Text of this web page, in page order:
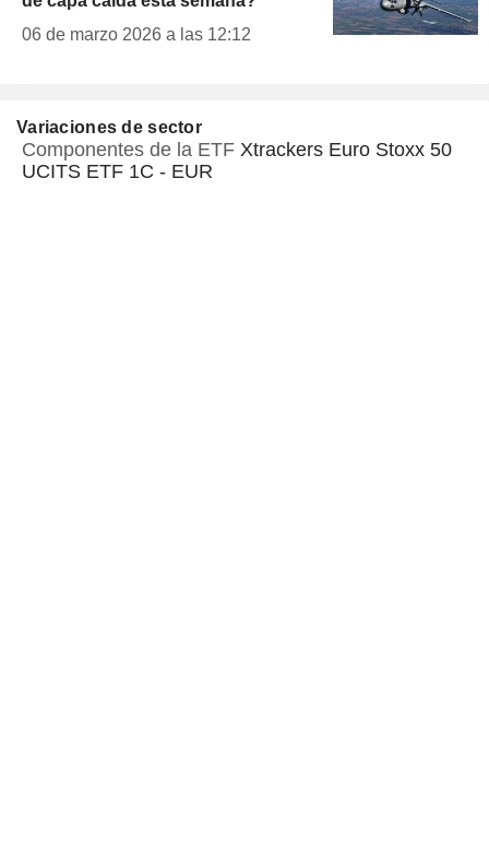
06 de marzo 2026 a las 12:12
Variaciones de sector
Componentes de la ETF Xtrackers Euro Stoxx 50
UCITS ETF 1C - EUR